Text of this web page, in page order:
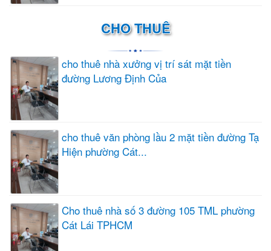
CHO THUÊ
cho thuê nhà xưởng vị trí sát mặt tiền
đường Lương Định Của
cho thuê văn phòng lầu 2 mặt tiền đường Tạ
Hiện phường Cát...
Cho thuê nhà số 3 đường 105 TML phường
Cát Lái TPHCM